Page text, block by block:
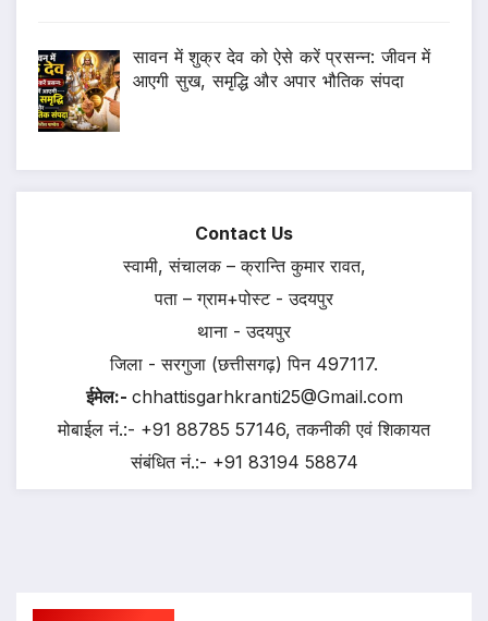
सावन में शुक्र देव को ऐसे करें प्रसन्न: जीवन में
आएगी सुख, समृद्धि और अपार भौतिक संपदा
Contact Us
स्वामी, संचालक – क्रान्ति कुमार रावत,
पता – ग्राम+पोस्ट - उदयपुर
थाना - उदयपुर
जिला - सरगुजा (छत्तीसगढ़) पिन 497117.
ईमेल:- chhattisgarhkranti25@Gmail.com
मोबाईल नं.:- +91 88785 57146, तकनीकी एवं शिकायत
संबंधित नं.:- +91 83194 58874